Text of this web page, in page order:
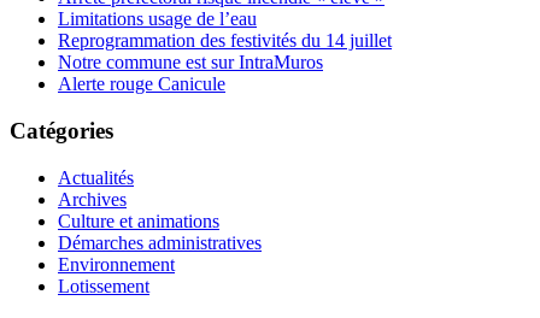
Limitations usage de l’eau
Reprogrammation des festivités du 14 juillet
Notre commune est sur IntraMuros
Alerte rouge Canicule
Catégories
Actualités
Archives
Culture et animations
Démarches administratives
Environnement
Lotissement